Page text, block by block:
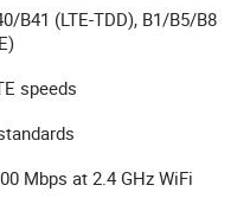
B41 (LTE-TDD), B1/B5/B8
speeds
Mbps at 2.4 GHz WiFi